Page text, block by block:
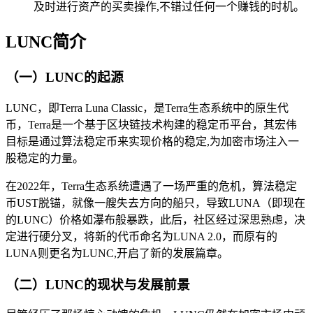
及时进行资产的买卖操作,不错过任何一个赚钱的时机。
LUNC简介
（一）LUNC的起源
LUNC，即Terra Luna Classic，是Terra生态系统中的原生代
币，Terra是一个基于区块链技术构建的稳定币平台，其宏伟
目标是通过算法稳定币来实现价格的稳定,为加密市场注入一
股稳定的力量。
在2022年，Terra生态系统遭遇了一场严重的危机，算法稳定
币UST脱锚，就像一艘失去方向的船只，导致LUNA（即现在
的LUNC）价格如瀑布般暴跌，此后，社区经过深思熟虑，决
定进行硬分叉，将新的代币命名为LUNA 2.0，而原有的
LUNA则更名为LUNC,开启了新的发展篇章。
（二）LUNC的现状与发展前景